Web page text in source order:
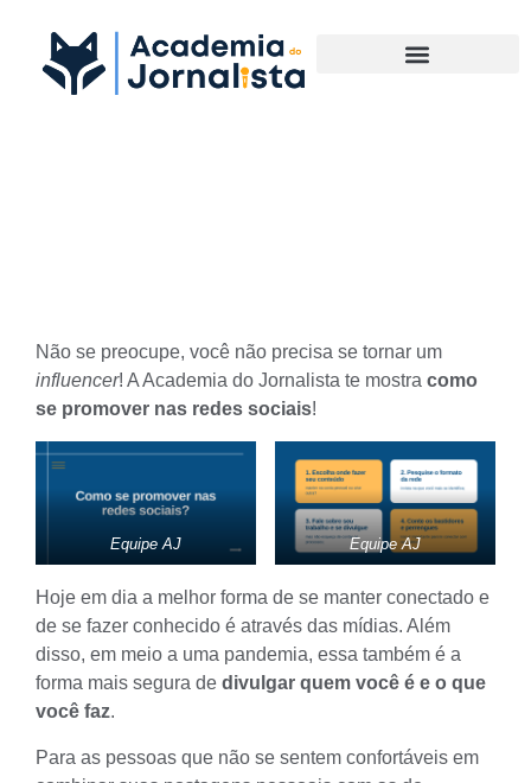
Não se preocupe, você não precisa se tornar um
influencer! A Academia do Jornalista te mostra como
se promover nas redes sociais!
Equipe AJ Equipe AJ
Hoje em dia a melhor forma de se manter conectado e
de se fazer conhecido é através das mídias. Além
disso, em meio a uma pandemia, essa também é a
forma mais segura de divulgar quem você é e o que
você faz.
Para as pessoas que não se sentem confortáveis em